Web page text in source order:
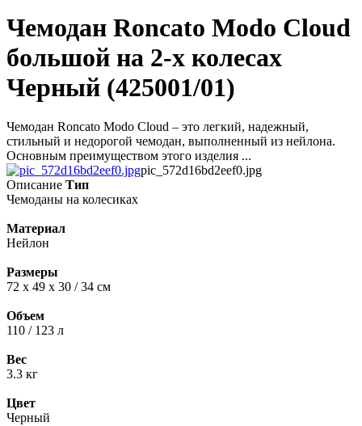
Чемодан Roncato Modo Cloud
большой на 2-х колесах
Черный (425001/01)
Чемодан Roncato Modo Cloud – это легкий, надежный,
стильный и недорогой чемодан, выполненный из нейлона.
Основным преимуществом этого изделия ...
pic_572d16bd2eef0.jpg
Описание Тип
Чемоданы на колесиках
Материал
Нейлон
Размеры
72 х 49 х 30 / 34 см
Объем
110 / 123 л
Вес
3.3 кг
Цвет
Черный